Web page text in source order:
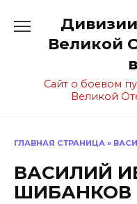
содержаниюВеликой
Сайт о боевом
Великой
ГЛАВНАЯ СТРАНИЦА »
ВАСИЛИЙ
ШИБАНКОВ